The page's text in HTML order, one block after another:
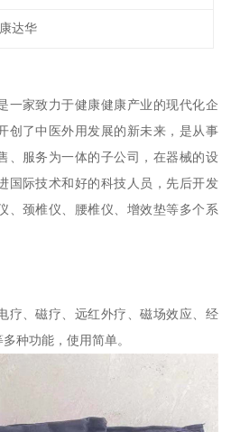
达华
一家致力于健康健康产业的现代化企
创了中医外用发展的新未来，是从事
、服务为一体的子公司，在器械的设
国际技术和好的科技人员，先后开发
、颈椎仪、腰椎仪、增效垫等多个系
疗、磁疗、远红外疗、磁场效应、经
种功能，使用简单。